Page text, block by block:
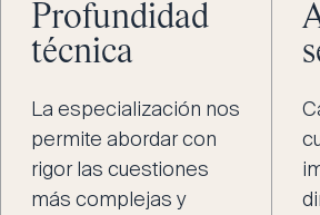
Profundidad
técnica
La especialización nos
permite abordar con
rigor las cuestiones
más complejas y